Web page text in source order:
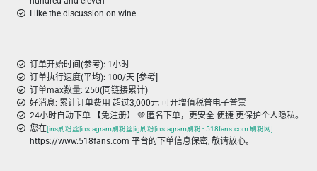
I like the discussion on wine
订单开始时间(参考): 1小时
订单执行速度(平均): 100/天 [参考]
订单max数量: 250(同链接累计)
好消息: 累计订单费用 超过3,000元 可开增值税普电子普票
24小时自动下单-【免注册】 💚 匿名下单，更安全-便捷-更保护个人隐私。
您在[ins刷粉丝|instagram刷粉丝|ig刷粉|instagram刷粉 - 518fans.com 刷粉网]
https://www.518fans.com 平台的下单信息保密, 敬请放心。